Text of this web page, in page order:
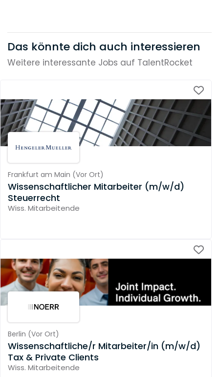
Das könnte dich auch interessieren
Weitere interessante Jobs auf TalentRocket
Frankfurt am Main (Vor Ort)
Wissenschaftlicher Mitarbeiter (m/w/d)
Steuerrecht
Wiss. Mitarbeitende
Berlin (Vor Ort)
Wissenschaftliche/r Mitarbeiter/in (m/w/d)
Tax & Private Clients
Wiss. Mitarbeitende